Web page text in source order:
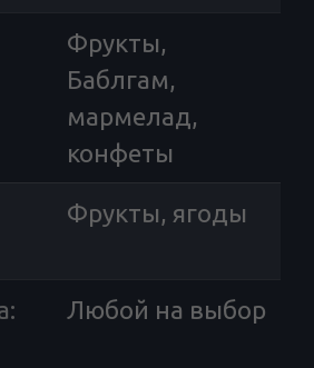
Фрукты,
Баблгам,
мармелад,
конфеты
Фрукты, ягоды
: Любой на выбор